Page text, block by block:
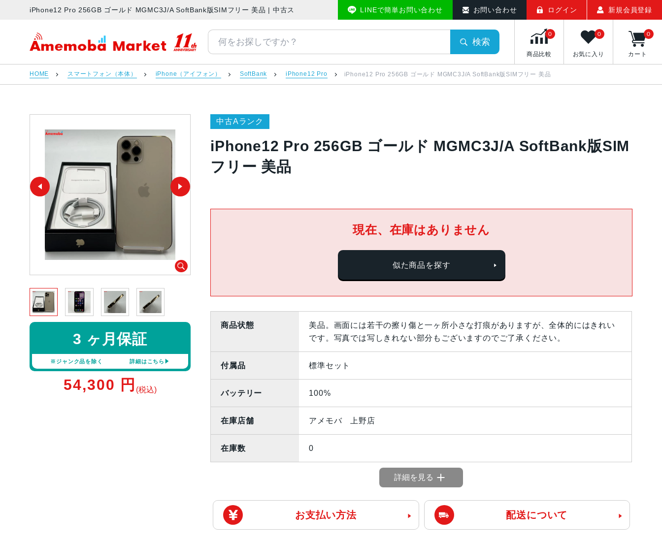
iPhone12 Pro 256GB ゴールド MGMC3J/A SoftBank版SIMフリー 美品 | 中古スマホ販売のアメモバマーケットLINEで簡単お問い合わせ お問い合わせ ログイン 新規会員登録
アメモバマーケット
検索
商品比較
0
お気に入り
0
カート
0
HOME スマートフォン（本体） iPhone（アイフォン） SoftBank iPhone12 Pro iPhone12 Pro 256GB ゴールド MGMC3J/A SoftBank版SIMフリー 美品
中古Aランク
iPhone12 Pro 256GB ゴールド MGMC3J/A SoftBank版SIM
フリー 美品
3 ヶ月保証
※ジャンク品を除く 詳細はこちら
54,300 円 (税込)
現在、在庫はありません
似た商品を探す
商品状態
美品。画面には若干の擦り傷と一ヶ所小さな打痕がありますが、全体的にはきれい
です。写真では写しきれない部分もございますのでご了承ください。
付属品 標準セット
バッテリー 100%
在庫店舗 アメモバ 上野店
在庫数 0
詳細を見る
お支払い方法 配送について